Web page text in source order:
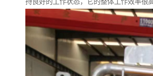
持良好的工作状态，它的整体工作效率很高